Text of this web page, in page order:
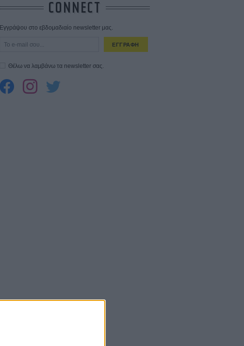
CONNECT
Εγγράψου στο εβδομαδιαίο newsletter μας.
ΕΓΓΡΑΦΗ
Θέλω να λαμβάνω τα newsletter σας.